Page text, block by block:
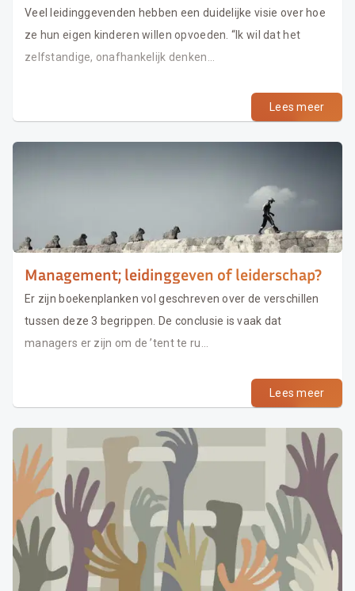
Veel leidinggevenden hebben een duidelijke visie over hoe
ze hun eigen kinderen willen opvoeden. “Ik wil dat het
zelfstandige, onafhankelijk denken...
Lees meer
Management; leidinggeven of leiderschap?
Er zijn boekenplanken vol geschreven over de verschillen
tussen deze 3 begrippen. De conclusie is vaak dat
managers er zijn om de ’tent te ru...
Lees meer